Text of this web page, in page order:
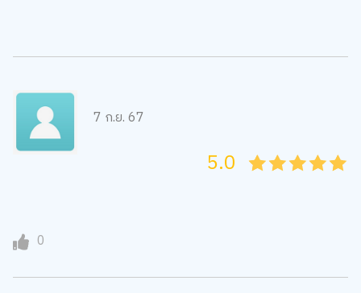
7 ก.ย. 67
45
4
35
3
25
2
15
1
05
5.0
0